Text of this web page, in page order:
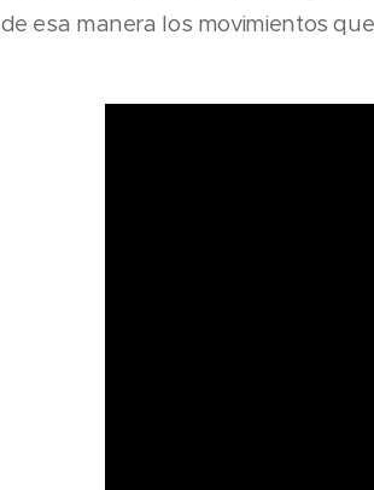
de esa manera los movimientos